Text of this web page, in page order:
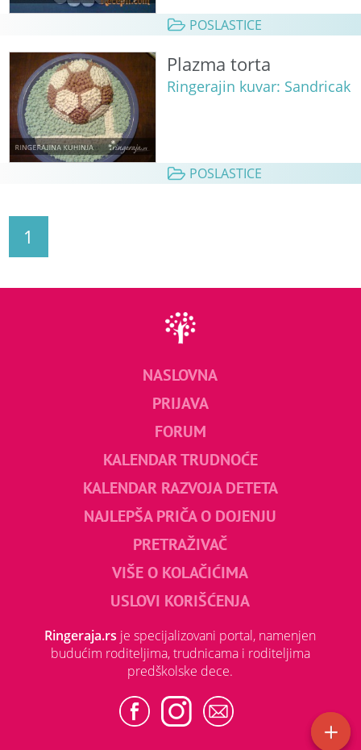
POSLASTICE
Plazma torta
Ringerajin kuvar: Sandricak
POSLASTICE
1
NASLOVNA
PRIJAVA
FORUM
KALENDAR TRUDNOĆE
KALENDAR RAZVOJA DETETA
NAJLEPŠA PRIČA O DOJENJU
PRETRAŽIVAČ
VIŠE O KOLAČIĆIMA
USLOVI KORIŠĆENJA
Ringeraja.rs je specijalizovani portal, namenjen
budućim roditeljima, trudnicama i roditeljima
predškolske dece.